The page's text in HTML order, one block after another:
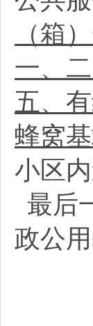
（箱
一、
五、
蜂窝
小区
最后
政公